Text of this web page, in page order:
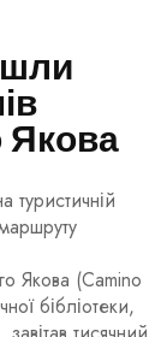
Якова
туристичній
Якова (Camino
бібліотеки,